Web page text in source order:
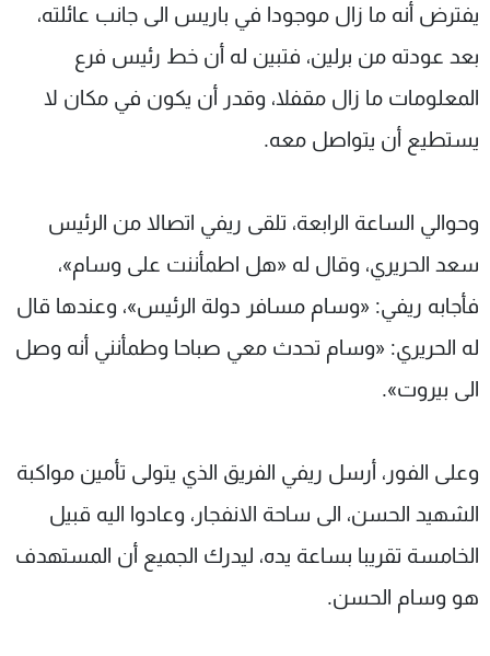
يفترض أنه ما زال موجودا في باريس الى جانب عائلته،
بعد عودته من برلين، فتبين له أن خط رئيس فرع
المعلومات ما زال مقفلا، وقدر أن يكون في مكان لا
يستطيع أن يتواصل معه.
وحوالي الساعة الرابعة، تلقى ريفي اتصالا من الرئيس
سعد الحريري، وقال له «هل اطمأننت على وسام»،
فأجابه ريفي: «وسام مسافر دولة الرئيس»، وعندها قال
له الحريري: «وسام تحدث معي صباحا وطمأنني أنه وصل
الى بيروت».
وعلى الفور، أرسل ريفي الفريق الذي يتولى تأمين مواكبة
الشهيد الحسن، الى ساحة الانفجار، وعادوا اليه قبيل
الخامسة تقريبا بساعة يده، ليدرك الجميع أن المستهدف
هو وسام الحسن.